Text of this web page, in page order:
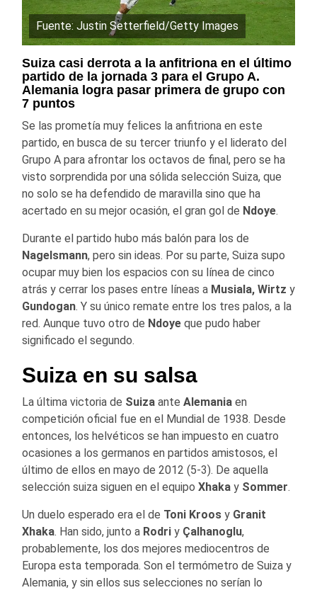
Fuente: Justin Setterfield/Getty Images
Suiza casi derrota a la anfitriona en el último
partido de la jornada 3 para el Grupo A.
Alemania logra pasar primera de grupo con
7 puntos
Se las prometía muy felices la anfitriona en este
partido, en busca de su tercer triunfo y el liderato del
Grupo A para afrontar los octavos de final, pero se ha
visto sorprendida por una sólida selección Suiza, que
no solo se ha defendido de maravilla sino que ha
acertado en su mejor ocasión, el gran gol de Ndoye.
Durante el partido hubo más balón para los de
Nagelsmann, pero sin ideas. Por su parte, Suiza supo
ocupar muy bien los espacios con su línea de cinco
atrás y cerrar los pases entre líneas a Musiala, Wirtz y
Gundogan. Y su único remate entre los tres palos, a la
red. Aunque tuvo otro de Ndoye que pudo haber
significado el segundo.
Suiza en su salsa
La última victoria de Suiza ante Alemania en
competición oficial fue en el Mundial de 1938. Desde
entonces, los helvéticos se han impuesto en cuatro
ocasiones a los germanos en partidos amistosos, el
último de ellos en mayo de 2012 (5-3). De aquella
selección suiza siguen en el equipo Xhaka y Sommer.
Un duelo esperado era el de Toni Kroos y Granit
Xhaka. Han sido, junto a Rodri y Çalhanoglu,
probablemente, los dos mejores mediocentros de
Europa esta temporada. Son el termómetro de Suiza y
Alemania, y sin ellos sus selecciones no serían lo